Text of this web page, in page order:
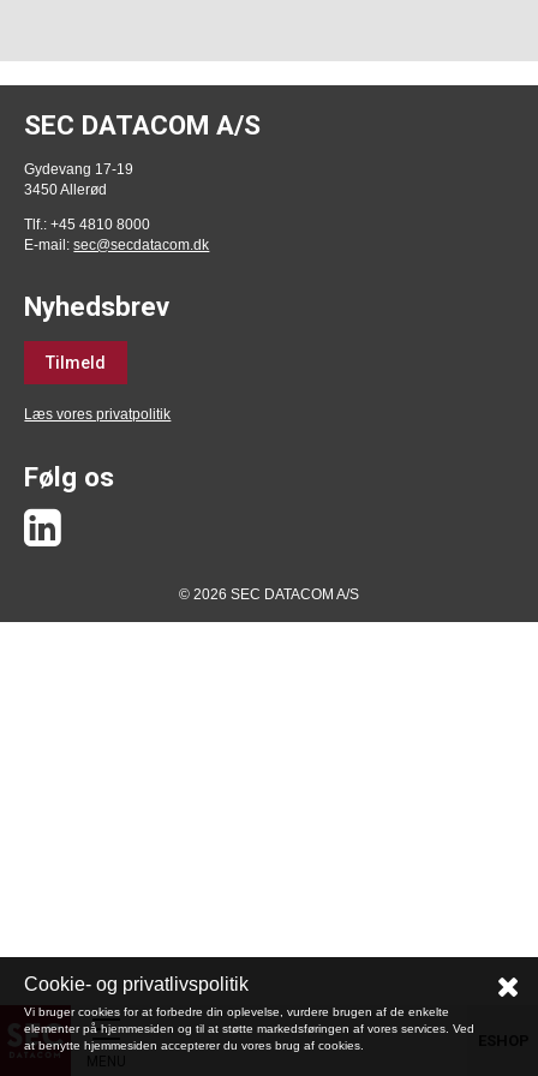
SEC DATACOM A/S
Gydevang 17-19
3450 Allerød
Tlf.: +45 4810 8000
E-mail:sec@secdatacom.dk
Nyhedsbrev
Tilmeld
Læs vores privatpolitik
Følg os
© 2026 SEC DATACOM A/S
Cookie- og privatlivspolitik
Vi bruger cookies for at forbedre din oplevelse, vurdere brugen af de enkelte
elementer på hjemmesiden og til at støtte markedsføringen af vores services. Ved
at benytte hjemmesiden accepterer du vores brug af cookies.